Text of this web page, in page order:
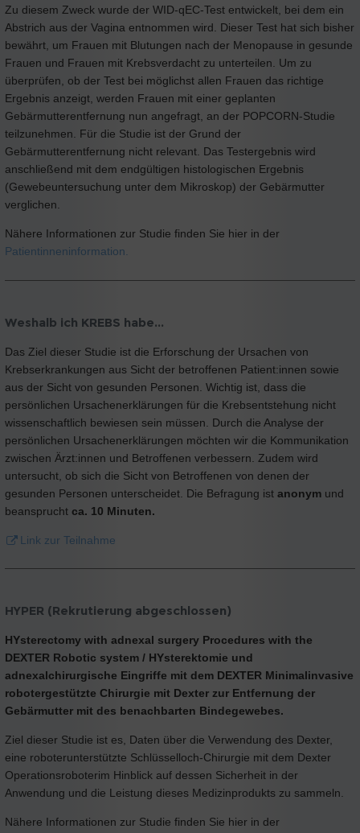
Zu diesem Zweck wurde der WID-qEC-Test entwickelt, bei dem ein
Abstrich aus der Vagina entnommen wird. Dieser Test hat sich bisher
bewährt, um Frauen mit Blutungen nach der Menopause in gesunde
Frauen und Frauen mit Krebsverdacht zu unterteilen. Um zu
überprüfen, ob der Test bei möglichst allen Frauen das richtige
Ergebnis anzeigt, werden Frauen mit einer geplanten
Gebärmutterentfernung nun angefragt, an der POPCORN-Studie
teilzunehmen. Für die Studie ist der Grund der
Gebärmutterentfernung nicht relevant. Das Testergebnis wird
anschließend mit dem endgültigen histologischen Ergebnis
(Gewebeuntersuchung unter dem Mikroskop) der Gebärmutter
verglichen.
Nähere Informationen zur Studie finden Sie hier in der
Patientinneninformation.
Weshalb ich KREBS habe...
Das Ziel dieser Studie ist die Erforschung der Ursachen von
Krebserkrankungen aus Sicht der betroffenen Patient:innen sowie
aus der Sicht von gesunden Personen. Wichtig ist, dass die
persönlichen Ursachenerklärungen für die Krebsentstehung nicht
wissenschaftlich bewiesen sein müssen. Durch die Analyse der
persönlichen Ursachenerklärungen möchten wir die Kommunikation
zwischen Ärzt:innen und Betroffenen verbessern. Zudem wird
untersucht, ob sich die Sicht von Betroffenen von denen der
gesunden Personen unterscheidet. Die Befragung ist anonym und
beansprucht ca. 10 Minuten.
Link zur Teilnahme
HYPER (Rekrutierung abgeschlossen)
HYsterectomy with adnexal surgery Procedures with the
DEXTER Robotic system / HYsterektomie und
adnexalchirurgische Eingriffe mit dem DEXTER Minimalinvasive
robotergestützte Chirurgie mit Dexter zur Entfernung der
Gebärmutter mit des benachbarten Bindegewebes.
Ziel dieser Studie ist es, Daten über die Verwendung des Dexter,
eine roboterunterstützte Schlüsselloch-Chirurgie mit dem Dexter
Operationsroboterim Hinblick auf dessen Sicherheit in der
Anwendung und die Leistung dieses Medizinprodukts zu sammeln.
Nähere Informationen zur Studie finden Sie hier in der